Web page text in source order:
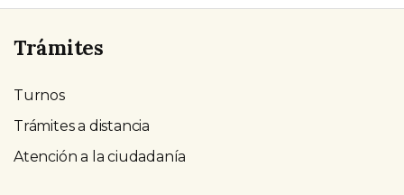
Trámites
Turnos
Trámites a distancia
Atención a la ciudadanía